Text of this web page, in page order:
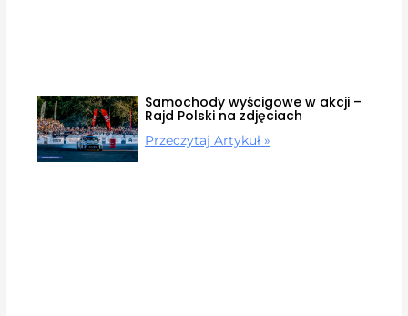
Samochody wyścigowe w akcji –
Rajd Polski na zdjęciach
Przeczytaj Artykuł »